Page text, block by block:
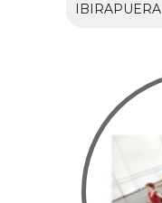
IBIRAPUERA